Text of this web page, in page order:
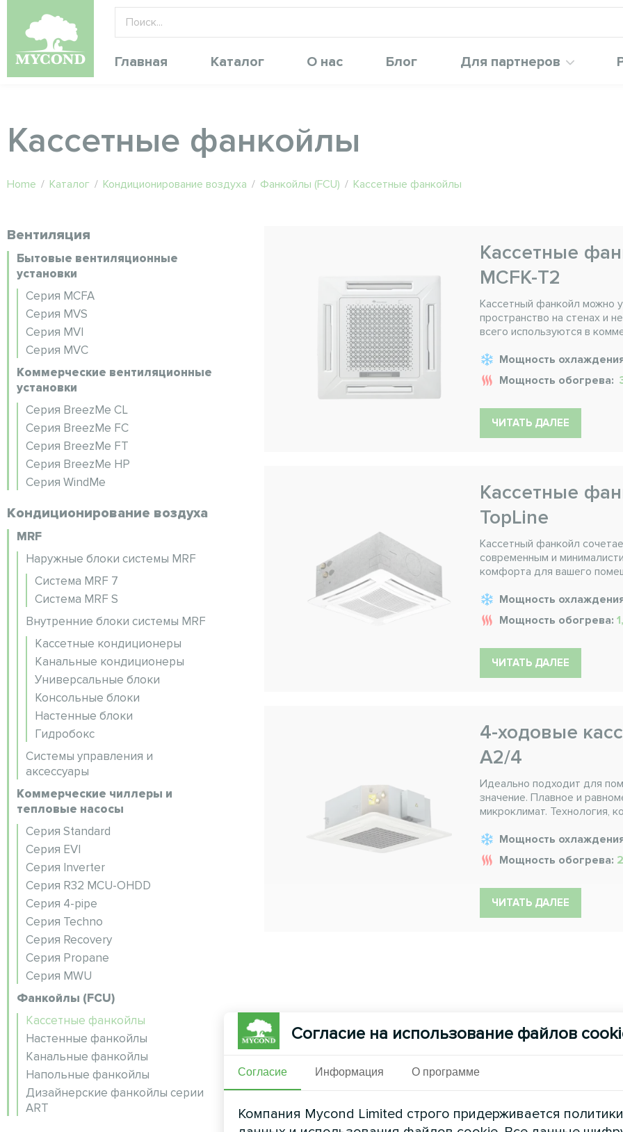
Главная Каталог О нас Блог Для партнеров
Кассетные фанкойлы
Home / Каталог / Кондиционирование воздуха / Фанкойлы (FCU) / Кассетные фанкойлы
Вентиляция
Бытовые вентиляционные
установки
Серия MCFA
Серия MVS
Серия MVI
Серия MVC
Коммерческие вентиляционные
установки
Серия BreezMe CL
Серия BreezMe FC
Серия BreezMe FT
Серия BreezMe HP
Серия WindMe
Кондиционирование воздуха
MRF
Наружные блоки системы MRF
Система MRF 7
Система MRF S
Внутренние блоки системы MRF
Кассетные кондиционеры
Канальные кондиционеры
Универсальные блоки
Консольные блоки
Настенные блоки
Гидробокс
Системы управления и
аксессуары
Коммерческие чиллеры и
тепловые насосы
Серия Standard
Серия EVI
Серия Inverter
Серия R32 MCU-OHDD
Серия 4-pipe
Серия Techno
Серия Recovery
Серия Propane
Серия MWU
Фанкойлы (FCU)
Кассетные фанкойлы
Настенные фанкойлы
Канальные фанкойлы
Напольные фанкойлы
Дизайнерские фанкойлы серии
ART
Кассетные
MCFK-T2
Кассетный фанкойл можно
пространство на стенах и
всего используются в
Мощность
Мощность обогрева:
ЧИТАТЬ ДАЛЕЕ
Кассетные
TopLine
Кассетный фанкойл
современным и
комфорта для вашего
Мощность
Мощность обогрева:
ЧИТАТЬ ДАЛЕЕ
4-ходовые
A2/4
Идеально подходит для
значение. Плавное и
микроклимат. Технология,
Мощность
Мощность обогрева:
ЧИТАТЬ ДАЛЕЕ
Согласие на использование файлов
Согласие Информация О программе
Компания Mycond Limited строго придерживается